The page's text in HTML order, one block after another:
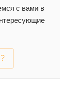
с вами в